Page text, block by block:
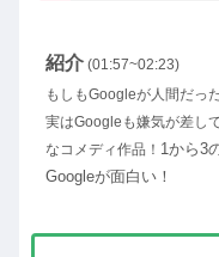
紹介 (01:57~02:23)
もしもGoogleが人間だっ
実はGoogleも嫌気が差し
なコメディ作品！ 1から3
Googleが面白い！